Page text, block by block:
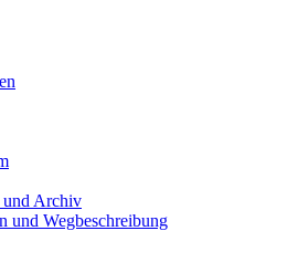
und Archiv
und Wegbeschreibung